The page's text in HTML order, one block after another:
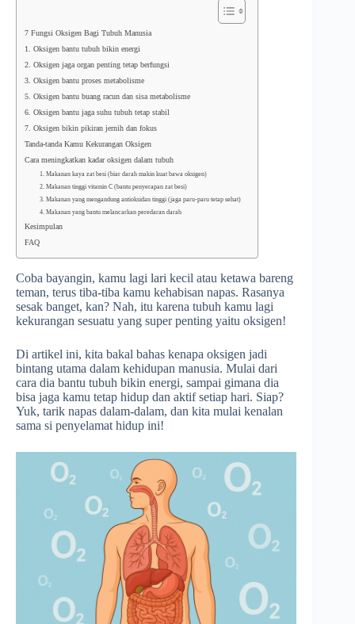
7 Fungsi Oksigen Bagi Tubuh Manusia
1. Oksigen bantu tubuh bikin energi
2. Oksigen jaga organ penting tetap berfungsi
3. Oksigen bantu proses metabolisme
5. Oksigen bantu buang racun dan sisa metabolisme
6. Oksigen bantu jaga suhu tubuh tetap stabil
7. Oksigen bikin pikiran jernih dan fokus
Tanda-tanda Kamu Kekurangan Oksigen
Cara meningkatkan kadar oksigen dalam tubuh
1. Makanan kaya zat besi (biar darah makin kuat bawa oksigen)
2. Makanan tinggi vitamin C (bantu penyerapan zat besi)
3. Makanan yang mengandung antioksidan tinggi (jaga paru-paru tetap sehat)
4. Makanan yang bantu melancarkan peredaran darah
Kesimpulan
FAQ
Coba bayangin, kamu lagi lari kecil atau ketawa bareng
teman, terus tiba-tiba kamu kehabisan napas. Rasanya
sesak banget, kan? Nah, itu karena tubuh kamu lagi
kekurangan sesuatu yang super penting yaitu oksigen!
Di artikel ini, kita bakal bahas kenapa oksigen jadi
bintang utama dalam kehidupan manusia. Mulai dari
cara dia bantu tubuh bikin energi, sampai gimana dia
bisa jaga kamu tetap hidup dan aktif setiap hari. Siap?
Yuk, tarik napas dalam-dalam, dan kita mulai kenalan
sama si penyelamat hidup ini!